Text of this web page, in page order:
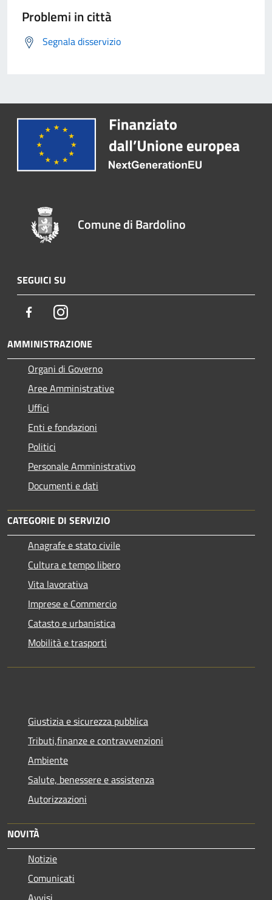
Problemi in città
Segnala disservizio
Comune di Bardolino
SEGUICI SU
FacebookInstagram
AMMINISTRAZIONE
Organi di Governo
Aree Amministrative
Uffici
Enti e fondazioni
Politici
Personale Amministrativo
Documenti e dati
CATEGORIE DI SERVIZIO
Anagrafe e stato civile
Cultura e tempo libero
Vita lavorativa
Imprese e Commercio
Catasto e urbanistica
Mobilità e trasporti
Giustizia e sicurezza pubblica
Tributi,finanze e contravvenzioni
Ambiente
Salute, benessere e assistenza
Autorizzazioni
NOVITÀ
Notizie
Comunicati